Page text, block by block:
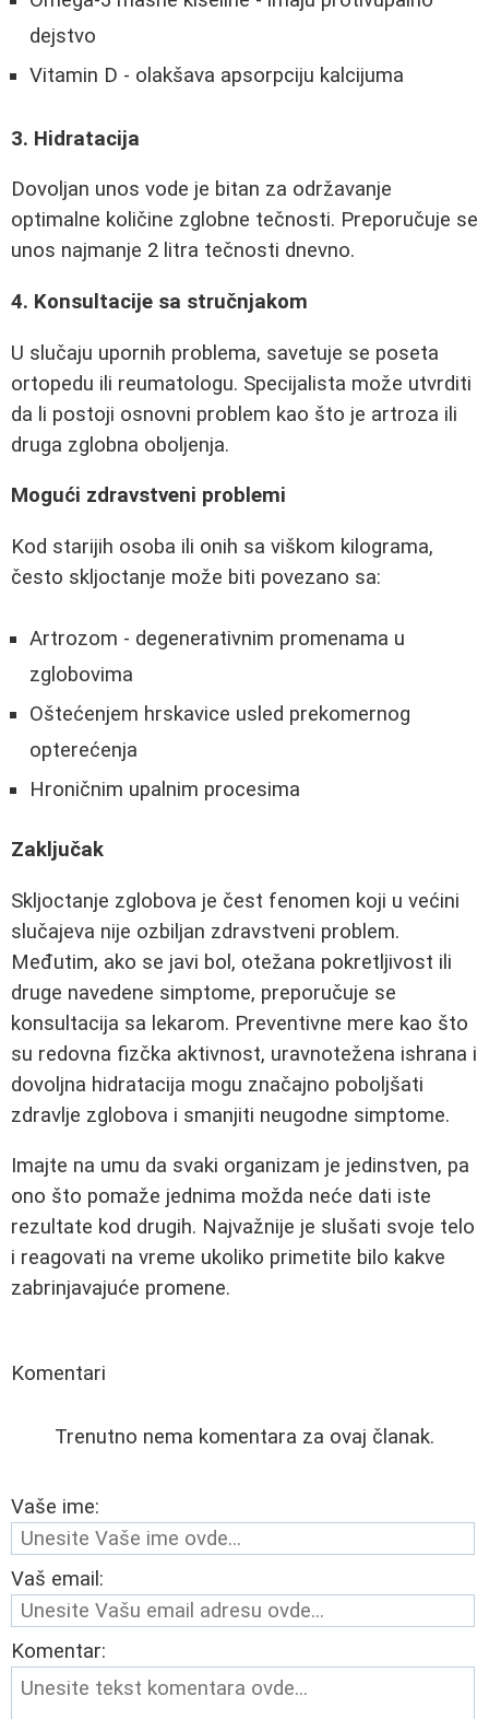
dejstvo
Vitamin D - olakšava apsorpciju kalcijuma
3. Hidratacija
Dovoljan unos vode je bitan za održavanje
optimalne količine zglobne tečnosti. Preporučuje se
unos najmanje 2 litra tečnosti dnevno.
4. Konsultacije sa stručnjakom
U slučaju upornih problema, savetuje se poseta
ortopedu ili reumatologu. Specijalista može utvrditi
da li postoji osnovni problem kao što je artroza ili
druga zglobna oboljenja.
Mogući zdravstveni problemi
Kod starijih osoba ili onih sa viškom kilograma,
često skljoctanje može biti povezano sa:
Artrozom - degenerativnim promenama u
zglobovima
Oštećenjem hrskavice usled prekomernog
opterećenja
Hroničnim upalnim procesima
Zaključak
Skljoctanje zglobova je čest fenomen koji u većini
slučajeva nije ozbiljan zdravstveni problem.
Međutim, ako se javi bol, otežana pokretljivost ili
druge navedene simptome, preporučuje se
konsultacija sa lekarom. Preventivne mere kao što
su redovna fizčka aktivnost, uravnotežena ishrana i
dovoljna hidratacija mogu značajno poboljšati
zdravlje zglobova i smanjiti neugodne simptome.
Imajte na umu da svaki organizam je jedinstven, pa
ono što pomaže jednima možda neće dati iste
rezultate kod drugih. Najvažnije je slušati svoje telo
i reagovati na vreme ukoliko primetite bilo kakve
zabrinjavajuće promene.
Komentari
Trenutno nema komentara za ovaj članak.
Vaše ime:
Vaš email:
Komentar: